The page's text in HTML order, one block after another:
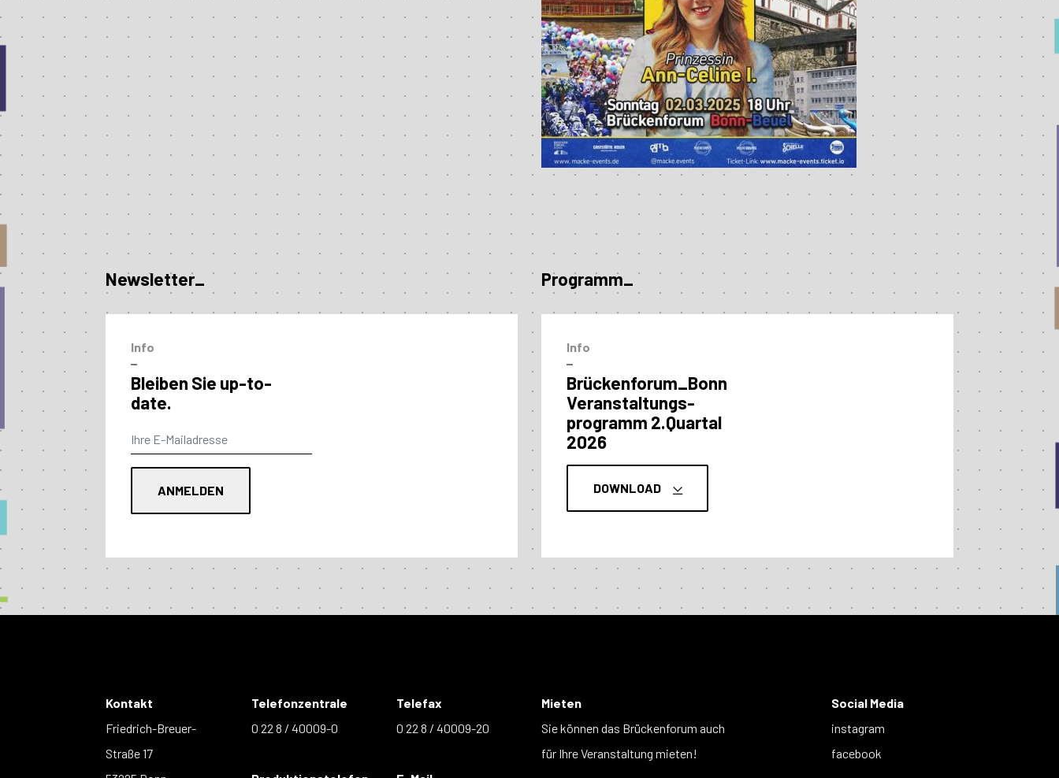
Newsletter_
Info
–
Bleiben Sie up-to-
date.
Programm_
Info
–
Brückenforum_Bonn
Veranstaltungs­
programm 2.Quartal
2026
DOWNLOAD
Kontakt
Friedrich-Breuer-
Straße 17
Telefonzentrale
0 22 8 / 40009-0
Telefax
0 22 8 / 40009-20
Mieten
Sie können das Brückenforum auch
für Ihre Veranstaltung mieten!
Social Media
instagram
facebook